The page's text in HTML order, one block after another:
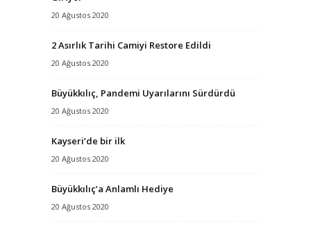
20 Ağustos 2020
2 Asırlık Tarihi Camiyi Restore Edildi
20 Ağustos 2020
Büyükkılıç, Pandemi Uyarılarını Sürdürdü
20 Ağustos 2020
Kayseri’de bir ilk
20 Ağustos 2020
Büyükkılıç’a Anlamlı Hediye
20 Ağustos 2020